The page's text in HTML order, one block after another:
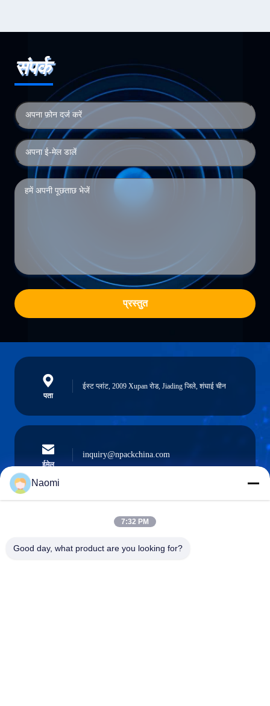
संपर्क
प्रस्तुत
पता
ईस्ट प्लांट, 2009 Xupan रोड, Jiading जिले, शंघाई चीन
ईमेल
inquiry@npackchina.com
0086-21-66035560
Naomi
7:32 PM
Good day, what product are you looking for?